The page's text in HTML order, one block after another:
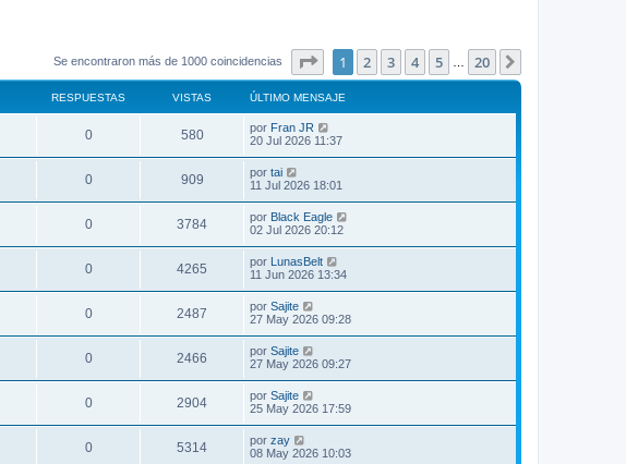
Se encontraron más de 1000 coincidencias Página1 de 20
1 2 3 4 5 20
RESPUESTAS VISTAS ÚLTIMO MENSAJE
0 580 por Fran JR
20 Jul 2026 11:37
0 909 por tai
11 Jul 2026 18:01
0 3784 por Black Eagle
02 Jul 2026 20:12
0 4265 por LunasBelt
11 Jun 2026 13:34
0 2487 por Sajite
27 May 2026 09:28
0 2466 por Sajite
27 May 2026 09:27
0 2904 por Sajite
25 May 2026 17:59
0 5314 por zay
08 May 2026 10:03